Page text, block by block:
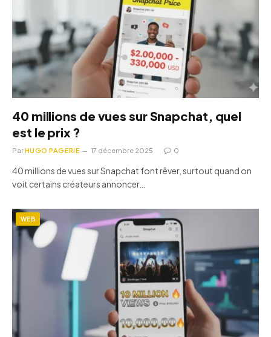
40 millions de vues sur Snapchat, quel
est le prix ?
ParHUGO PAGERIE 17 décembre 2025 0
40 millions de vues sur Snapchat font rêver, surtout quand on
voit certains créateurs annoncer…
WEB